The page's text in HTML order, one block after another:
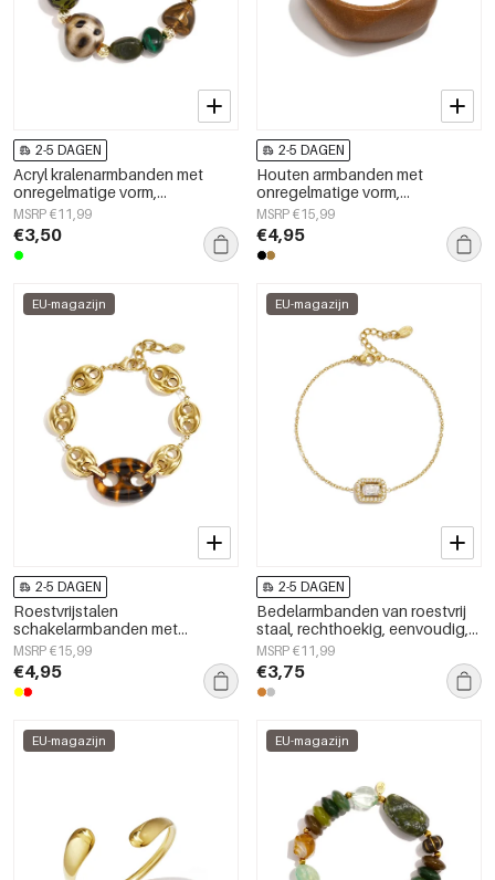
2-5 DAGEN
Acryl kralenarmbanden met
onregelmatige vorm,
eenvoudige, alledaagse serie,
damessieraden
MSRP €11,99
€3,50
2-5 DAGEN
Houten armbanden met
onregelmatige vorm,
eenvoudige, alledaagse serie,
damessieraden
MSRP €15,99
€4,95
EU-magazijn
2-5 DAGEN
Roestvrijstalen
schakelarmbanden met
geometrische vormen,
eenvoudige, alledaagse serie,
damessieraden
MSRP €15,99
€4,95
EU-magazijn
2-5 DAGEN
Bedelarmbanden van roestvrij
staal, rechthoekig, eenvoudig,
geschikt voor dagelijks gebruik,
Simple Series, damessieraden
MSRP €11,99
€3,75
EU-magazijn EU-magazijn